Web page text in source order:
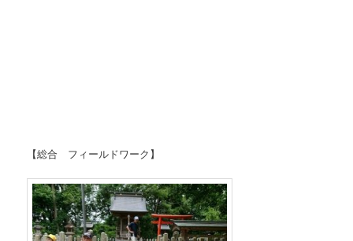
【総合 フィールドワーク】